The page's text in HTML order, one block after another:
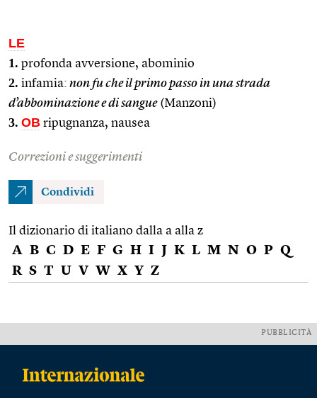
LE
1. profonda avversione, abominio
2. infamia: non fu che il primo passo in una strada
d’abbominazione e di sangue(Manzoni)
3. OB ripugnanza, nausea
Correzioni e suggerimenti
Condividi
Il dizionario di italiano dalla a alla z
A B C D E F G H I J K L M N O P Q
R S T U V W X Y Z
PUBBLICITÀ